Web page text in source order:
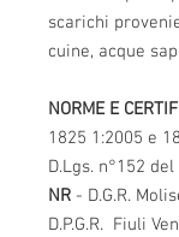
scarichi
cuine, acque
NORME E
1825 1:2005 e
D.Lgs. n°152
NR - D.G.R.
D.P.G.R. Fiuli